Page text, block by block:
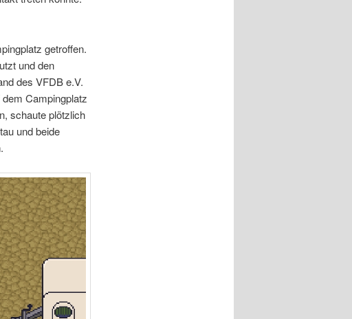
getroffen.
und den
des VFDB e.V.
Campingplatz
schaute plötzlich
und beide